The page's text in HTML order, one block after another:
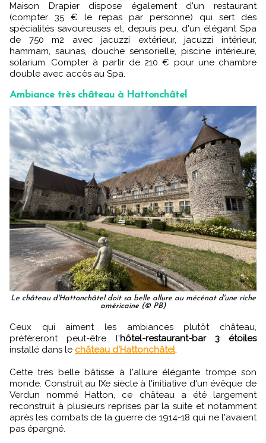
Maison Drapier dispose également d'un restaurant
(compter 35 € le repas par personne) qui sert des
spécialités savoureuses et, depuis peu, d'un élégant Spa
de 750 m2 avec jacuzzi extérieur, jacuzzi intérieur,
hammam, saunas, douche sensorielle, piscine intérieure,
solarium. Compter à partir de 210 € pour une chambre
double avec accès au Spa.
Ambiance très château à Hattonchâtel
Le château d'Hattonchâtel doit sa belle allure au mécénat d'une riche
américaine (© PB)
Ceux qui aiment les ambiances plutôt château,
préfèreront peut-être l'hôtel-restaurant-bar 3 étoiles
installé dans le château d'Hattonchâtel.
Cette très belle bâtisse à l'allure élégante trompe son
monde. Construit au IXe siècle à l'initiative d'un évêque de
Verdun nommé Hatton, ce château a été largement
reconstruit à plusieurs reprises par la suite et notamment
après les combats de la guerre de 1914-18 qui ne l'avaient
pas épargné.